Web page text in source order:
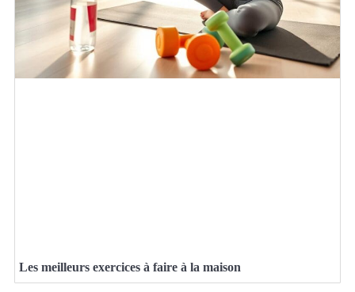
Les meilleurs exercices à faire à la maison